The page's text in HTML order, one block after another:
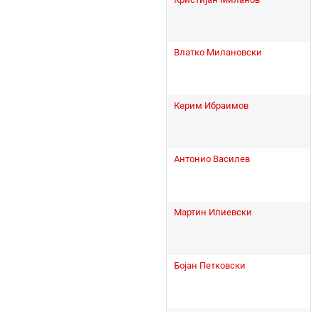
Влатко Милановски
Керим Ибраимов
Антонио Василев
Мартин Илиевски
Бојан Петковски